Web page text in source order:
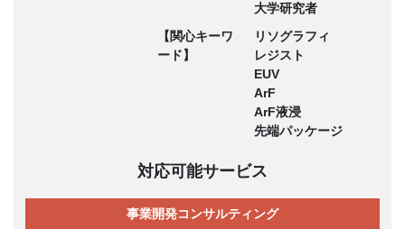
大学研究者
【関心キーワ
ード】
リソグラフィ
レジスト
EUV
ArF
ArF液浸
先端パッケージ
対応可能サービス
事業開発コンサルティング